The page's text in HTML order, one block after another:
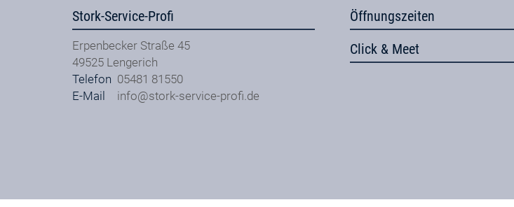
Stork-Service-Profi
Erpenbecker Straße 45
49525 Lengerich
Telefon 05481 81550
E-Mail
info@stork-service-profi.de
Öffnungszeiten
Click & Meet